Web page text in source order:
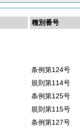
種別番号
条例第124号
規則第114号
条例第125号
規則第115号
条例第127号